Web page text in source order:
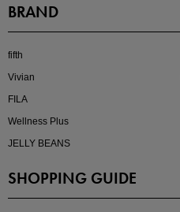
kokoさんセレクト
BRAND
fifth
Vivian
FILA
Wellness Plus
JELLY BEANS
SHOPPING GUIDE